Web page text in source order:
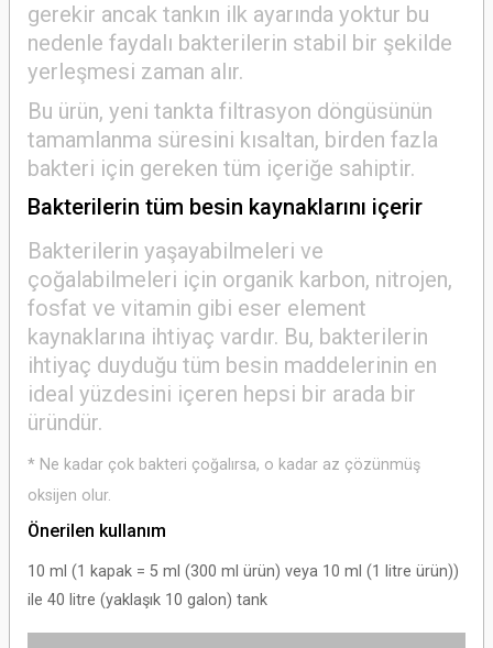
gerekir ancak tankın ilk ayarında yoktur bu
nedenle faydalı bakterilerin stabil bir şekilde
yerleşmesi zaman alır.
Bu ürün, yeni tankta filtrasyon döngüsünün
tamamlanma süresini kısaltan, birden fazla
bakteri için gereken tüm içeriğe sahiptir.
Bakterilerin tüm besin kaynaklarını içerir
Bakterilerin yaşayabilmeleri ve
çoğalabilmeleri için organik karbon, nitrojen,
fosfat ve vitamin gibi eser element
kaynaklarına ihtiyaç vardır. Bu, bakterilerin
ihtiyaç duyduğu tüm besin maddelerinin en
ideal yüzdesini içeren hepsi bir arada bir
üründür.
* Ne kadar çok bakteri çoğalırsa, o kadar az çözünmüş
oksijen olur.
Önerilen kullanım
10 ml (1 kapak = 5 ml (300 ml ürün) veya 10 ml (1 litre ürün))
ile 40 litre (yaklaşık 10 galon) tank